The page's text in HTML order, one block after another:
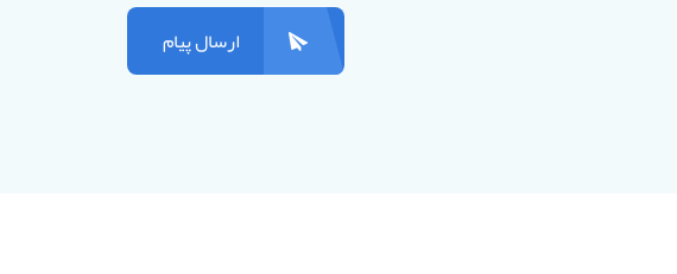
ارسال پیام